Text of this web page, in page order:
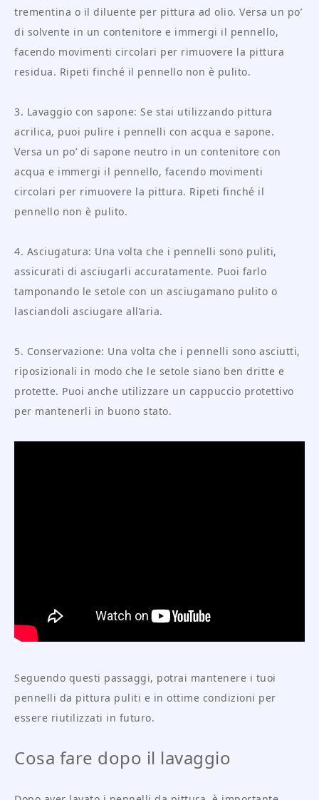
trementina o il diluente per pittura ad olio. Versa un po’
di solvente in un contenitore e immergi il pennello,
facendo movimenti circolari per rimuovere la pittura
residua. Ripeti finché il pennello non è pulito.
3. Lavaggio con sapone: Se stai utilizzando pittura
acrilica, puoi pulire i pennelli con acqua e sapone.
Versa un po’ di sapone neutro in un contenitore con
acqua e immergi il pennello, facendo movimenti
circolari per rimuovere la pittura. Ripeti finché il
pennello non è pulito.
4. Asciugatura: Una volta che i pennelli sono puliti,
assicurati di asciugarli accuratamente. Puoi farlo
tamponando le setole con un asciugamano pulito o
lasciandoli asciugare all’aria.
5. Conservazione: Una volta che i pennelli sono asciutti,
riposizionali in modo che le setole siano ben dritte e
protette. Puoi anche utilizzare un cappuccio protettivo
per mantenerli in buono stato.
Seguendo questi passaggi, potrai mantenere i tuoi
pennelli da pittura puliti e in ottime condizioni per
essere riutilizzati in futuro.
Cosa fare dopo il lavaggio